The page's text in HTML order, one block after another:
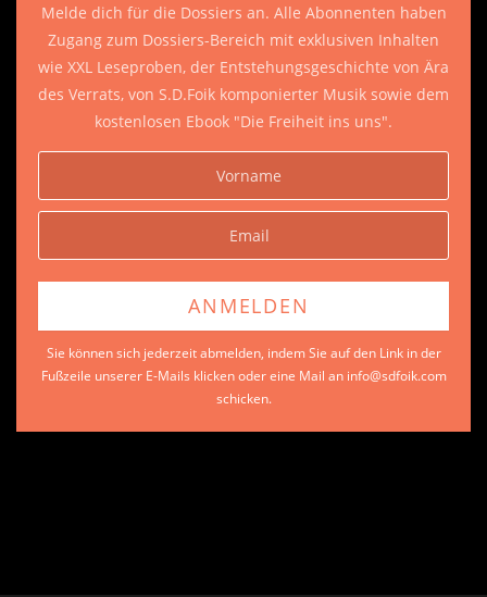
Melde dich für die Dossiers an. Alle Abonnenten haben
Zugang zum Dossiers-Bereich mit exklusiven Inhalten
wie XXL Leseproben, der Entstehungsgeschichte von Ära
des Verrats, von S.D.Foik komponierter Musik sowie dem
kostenlosen Ebook "Die Freiheit ins uns".
Sie können sich jederzeit abmelden, indem Sie auf den Link in der
Fußzeile unserer E-Mails klicken oder eine Mail an info@sdfoik.com
schicken.